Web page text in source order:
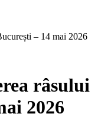
– 14 mai 2026
râsului
2026